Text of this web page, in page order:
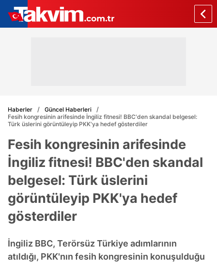
Haberler
Güncel Haberleri
Fesih kongresinin arifesinde İngiliz fitnesi! BBC'den skandal belgesel:
Türk üslerini görüntüleyip PKK'ya hedef gösterdiler
Fesih kongresinin arifesinde
İngiliz fitnesi! BBC'den skandal
belgesel: Türk üslerini
görüntüleyip PKK'ya hedef
gösterdiler
İngiliz BBC, Terörsüz Türkiye adımlarının
atıldığı, PKK'nın fesih kongresinin konuşulduğu